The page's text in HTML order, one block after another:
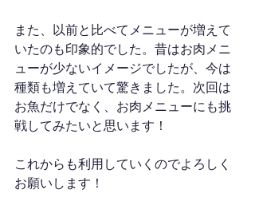
また、以前と比べてメニューが増えて
いたのも印象的でした。昔はお肉メニ
ューが少ないイメージでしたが、今は
種類も増えていて驚きました。次回は
お魚だけでなく、お肉メニューにも挑
戦してみたいと思います！
これからも利用していくのでよろしく
お願いします！